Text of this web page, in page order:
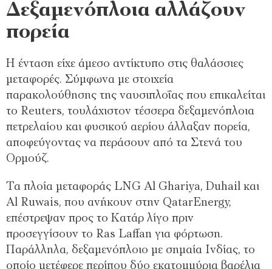
Δεξαμενόπλοια αλλάζουν
πορεία
Η ένταση είχε άμεσο αντίκτυπο στις θαλάσσιες
μεταφορές. Σύμφωνα με στοιχεία
παρακολούθησης της ναυσιπλοΐας που επικαλείται
το Reuters, τουλάχιστον τέσσερα δεξαμενόπλοια
πετρελαίου και φυσικού αερίου άλλαξαν πορεία,
αποφεύγοντας να περάσουν από τα Στενά του
Ορμούζ.
Τα πλοία μεταφοράς LNG Al Ghariya, Duhail και
Al Ruwais, που ανήκουν στην QatarEnergy,
επέστρεψαν προς το Κατάρ λίγο πριν
προσεγγίσουν το Ras Laffan για φόρτωση.
Παράλληλα, δεξαμενόπλοιο με σημαία Ινδίας, το
οποίο μετέφερε περίπου δύο εκατομμύρια βαρέλια